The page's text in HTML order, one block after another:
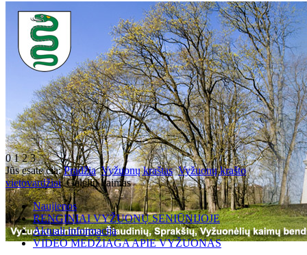
0123
Jūs esate čia:Pradžia Vyžuonų kraštas Vyžuonų krašto
vietovardžiai Galelių kaimas
Naujienos
RENGINIAI VYŽUONŲ SENIŪNIJOJE
Aktuali informacija
VIDEO MEDŽIAGA APIE VYŽUONAS